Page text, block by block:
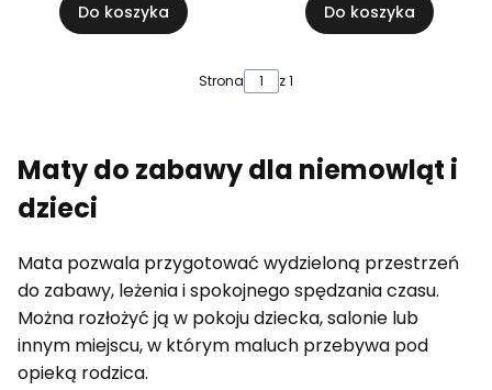
Do koszyka Do koszyka
Strona z 1
Maty do zabawy dla niemowląt i
dzieci
Mata pozwala przygotować wydzieloną przestrzeń
do zabawy, leżenia i spokojnego spędzania czasu.
Można rozłożyć ją w pokoju dziecka, salonie lub
innym miejscu, w którym maluch przebywa pod
opieką rodzica.